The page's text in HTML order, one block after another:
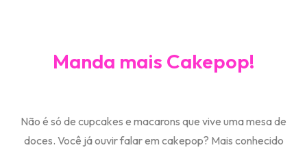
Manda mais Cakepop!
Não é só de cupcakes e macarons que vive uma mesa de
doces. Você já ouvir falar em cakepop? Mais conhecido